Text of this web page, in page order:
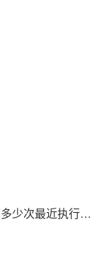
在Excel2010中“撤销”命令最多能撤销多少次最近执行的操作？